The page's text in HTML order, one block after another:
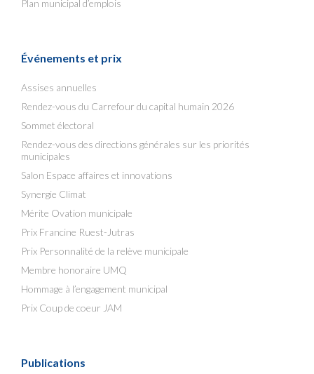
Plan municipal d’emplois
Événements et prix
Assises annuelles
Rendez-vous du Carrefour du capital humain 2026
Sommet électoral
Rendez-vous des directions générales sur les priorités
municipales
Salon Espace affaires et innovations
Synergie Climat
Mérite Ovation municipale
Prix Francine Ruest-Jutras
Prix Personnalité de la relève municipale
Membre honoraire UMQ
Hommage à l’engagement municipal
Prix Coup de coeur JAM
Publications